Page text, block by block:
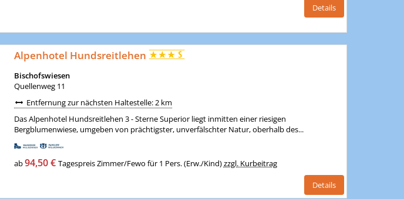
Details
Alpenhotel Hundsreitlehen
Bischofswiesen
Quellenweg 11
Entfernung zur nächsten Haltestelle: 2 km
Das Alpenhotel Hundsreitlehen 3 - Sterne Superior liegt inmitten einer riesigen
Bergblumenwiese, umgeben von prächtigster, unverfälschter Natur, oberhalb des...
ab94,50 € Tagespreis Zimmer/Fewo für 1 Pers. (Erw./Kind)zzgl. Kurbeitrag
Details